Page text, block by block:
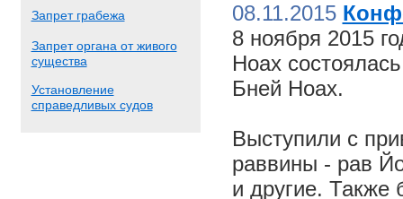
Запрет грабежа
Запрет органа от живого
существа
Установление
справедливых судов
08.11.2015
8 ноября 2015
Ноах
Бней Ноах.
Выступили с
раввины - рав
и другие. Также